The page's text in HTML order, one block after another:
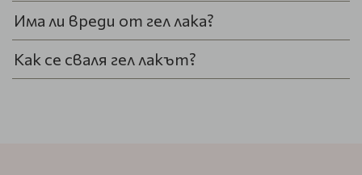
Има ли вреди от гел лака?
Как се сваля гел лакът?